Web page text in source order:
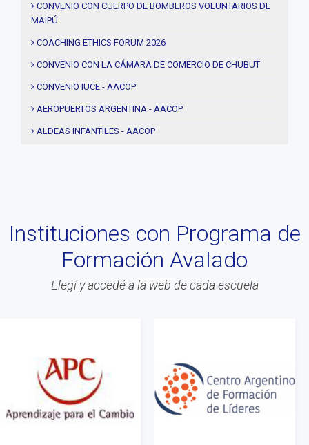
#videos
#entrevistas
#Acuerdos
#institucional
#notas
#Seminario
#Asamblea
#Evento
#ontologia
#coaching
#Calidad
CONVENIO CON CUERPO DE BOMBEROS VOLUNTARIOS DE
MAIPÚ.
COACHING ETHICS FORUM 2026
CONVENIO CON LA CÁMARA DE COMERCIO DE CHUBUT
CONVENIO IUCE - AACOP
AEROPUERTOS ARGENTINA - AACOP
ALDEAS INFANTILES - AACOP
Instituciones con Programa de
Formación Avalado
Elegí y accedé a la web de cada escuela